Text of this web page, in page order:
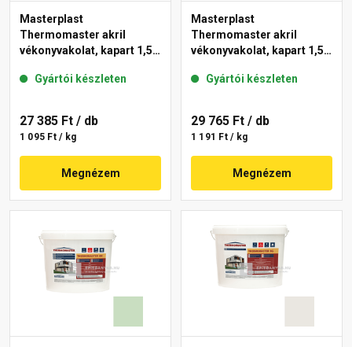
Masterplast
Thermomaster akril
vékonyvakolat, kapart 1,5
Gyártói készleten
27 385 Ft / db
1 095 Ft / kg
Megnézem
Masterplast
Thermomaster akril
vékonyvakolat, kapart 1,5
Gyártói készleten
29 765 Ft / db
1 191 Ft / kg
Megnézem